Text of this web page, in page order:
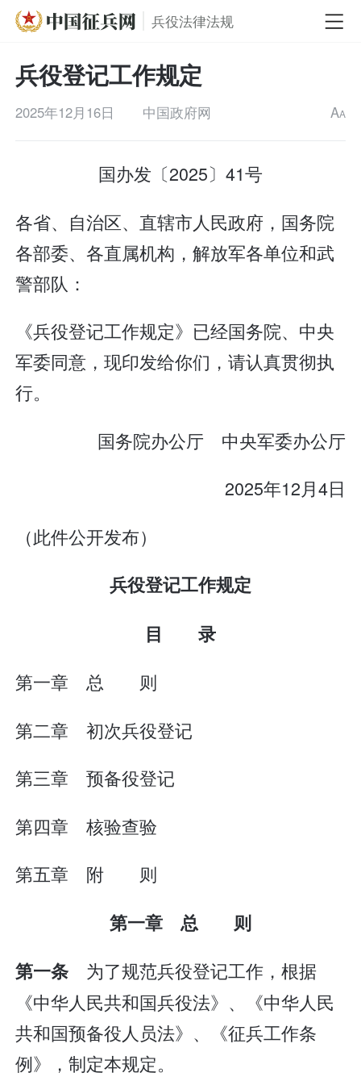
兵役法律法规
兵役登记工作规定
2025年12月16日 中国政府网 AA
国办发〔2025〕41号
各省、自治区、直辖市人民政府，国务院
各部委、各直属机构，解放军各单位和武
警部队：
《兵役登记工作规定》已经国务院、中央
军委同意，现印发给你们，请认真贯彻执
行。
国务院办公厅 中央军委办公厅
2025年12月4日
（此件公开发布）
兵役登记工作规定
目 录
第一章 总 则
第二章 初次兵役登记
第三章 预备役登记
第四章 核验查验
第五章 附 则
第一章 总 则
第一条 为了规范兵役登记工作，根据
《中华人民共和国兵役法》、《中华人民
共和国预备役人员法》、《征兵工作条
例》，制定本规定。